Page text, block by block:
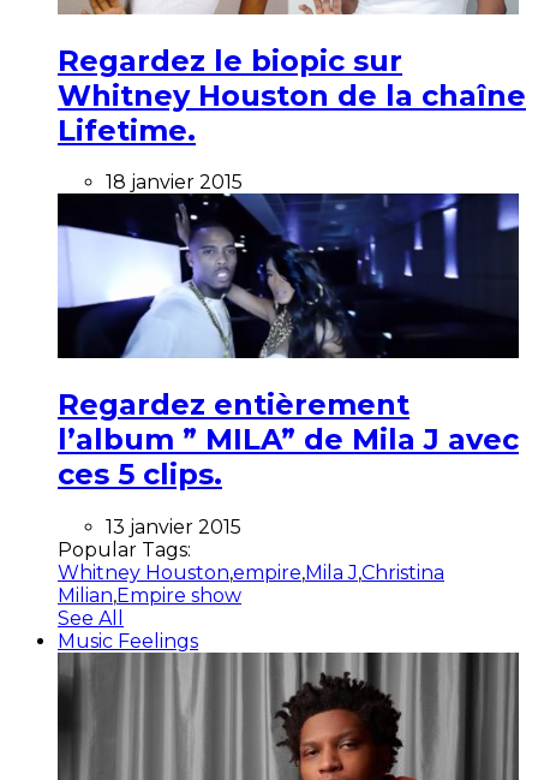
Regardez le biopic sur
Whitney Houston de la chaîne
Lifetime.
18 janvier 2015
Regardez entièrement
l’album ” MILA” de Mila J avec
ces 5 clips.
13 janvier 2015
Popular Tags:
Whitney Houston,empire,Mila J,Christina
Milian,Empire show
See All
Music Feelings